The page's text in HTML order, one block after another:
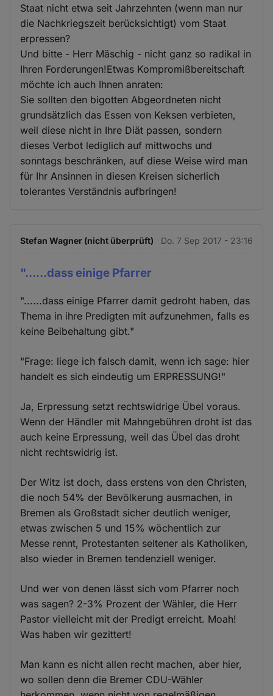
Staat nicht etwa seit Jahrzehnten (wenn man nur
die Nachkriegszeit berücksichtigt) vom Staat
erpressen?
Und bitte - Herr Mäschig - nicht ganz so radikal in
Ihren Forderungen!Etwas Kompromißbereitschaft
möchte ich auch Ihnen anraten:
Sie sollten den bigotten Abgeordneten nicht
grundsätzlich das Essen von Keksen verbieten,
weil diese nicht in Ihre Diät passen, sondern
dieses Verbot lediglich auf mittwochs und
sonntags beschränken, auf diese Weise wird man
für Ihr Ansinnen in diesen Kreisen sicherlich
tolerantes Verständnis aufbringen!
Stefan Wagner (nicht überprüft) Do. 7 Sep 2017 - 23:16
"......dass einige Pfarrer
"......dass einige Pfarrer damit gedroht haben, das
Thema in ihre Predigten mit aufzunehmen, falls es
keine Beibehaltung gibt."
"Frage: liege ich falsch damit, wenn ich sage: hier
handelt es sich eindeutig um ERPRESSUNG!"
Ja, Erpressung setzt rechtswidrige Übel voraus.
Wenn der Händler mit Mahngebühren droht ist das
auch keine Erpressung, weil das Übel das droht
nicht rechtswidrig ist.
Der Witz ist doch, dass erstens von den Christen,
die noch 54% der Bevölkerung ausmachen, in
Bremen als Großstadt sicher deutlich weniger,
etwas zwischen 5 und 15% wöchentlich zur
Messe rennt, Protestanten seltener als Katholiken,
also wieder in Bremen tendenziell weniger.
Und wer von denen lässt sich vom Pfarrer noch
was sagen? 2-3% Prozent der Wähler, die Herr
Pastor vielleicht mit der Predigt erreicht. Moah!
Was haben wir gezittert!
Man kann es nicht allen recht machen, aber hier,
wo sollen denn die Bremer CDU-Wähler